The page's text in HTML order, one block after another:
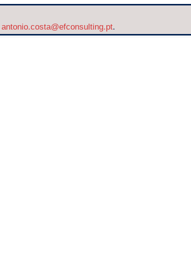
antonio.costa@efconsulting.pt.